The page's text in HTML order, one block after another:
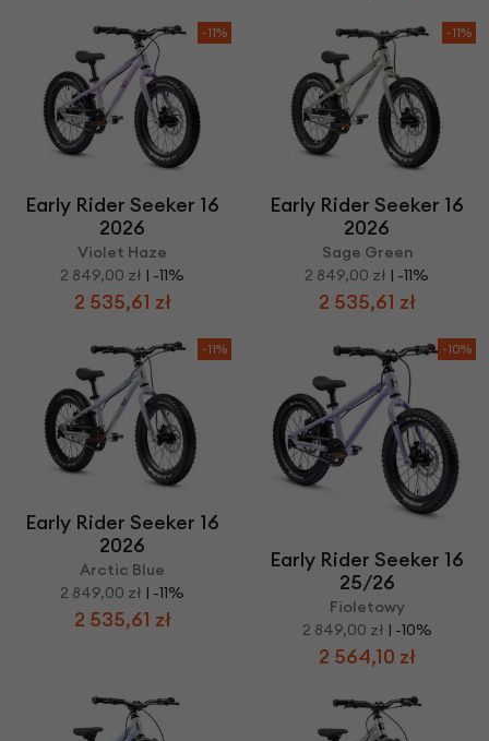
-11%
Early Rider Seeker 16
2026
Violet Haze
2 849,00 zł | -11%
2 535,61 zł
-11%
Early Rider Seeker 16
2026
Sage Green
2 849,00 zł | -11%
2 535,61 zł
-11%
Early Rider Seeker 16
2026
Arctic Blue
2 849,00 zł | -11%
2 535,61 zł
-10%
Early Rider Seeker 16
25/26
Fioletowy
2 849,00 zł | -10%
2 564,10 zł